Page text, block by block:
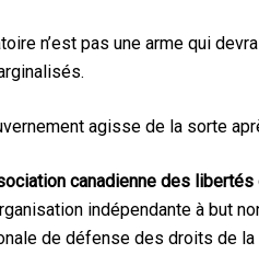
n’est pas une arme qui
agisse de la sorte
canadienne des
indépendante à but
de défense des droits de